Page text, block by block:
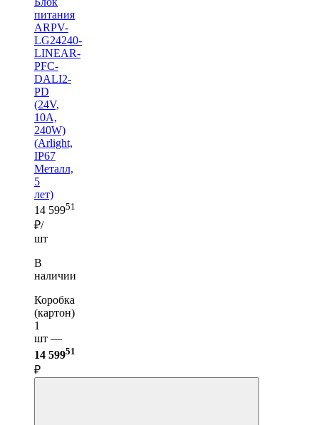
питания
ARPV-
LG24240-
LINEAR-
PFC-
DALI2-
PD
(24V,
10A,
240W)
(Arlight,
IP67
Металл,
5
лет)
14 59951
₽/
шт
В
наличии
Коробка
(картон)
1
шт —
14 59951
₽